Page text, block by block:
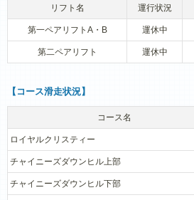
リフト名 運行状況
第一ペアリフトA・B 運休中
第二ペアリフト 運休中
【コース滑走状況】
コース名
ロイヤルクリスティー
チャイニーズダウンヒル上部
チャイニーズダウンヒル下部